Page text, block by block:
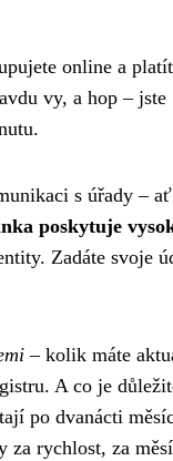
online a
vy, a hop – jste
s úřady –
poskytuje
Zadáte svoje
– kolik máte
A co je
po dvanácti
za rychlost, za